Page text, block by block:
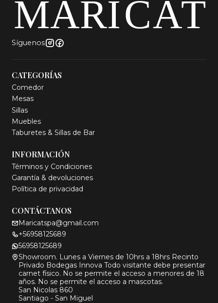
Síguenos
CATEGORÍAS
Comedor
Mesas
Sillas
Muebles
Taburetes & Sillas de Bar
INFORMACIÓN
Términos y Condiciones
Garantía & devoluciones
Política de privacidad
CONTÁCTANOS
Maricatspa@gmail.com
+56958125689
56958125689
Showroom. Lunes a Viernes de 10hrs a 18hrs Recinto
Privado Bodegas Innova Todo visitante debe presentar
carnet físico. No se permite el acceso a menores de 18
años. No se permite el acceso a mascotas.
San Nicolas 860
Santiago - San Miguel